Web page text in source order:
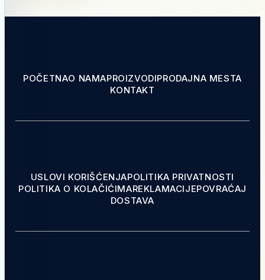
POČETNAO NAMAPROIZVODIPRODAJNA MESTA
KONTAKT
USLOVI KORIŠĆENJAPOLITIKA PRIVATNOSTI
POLITIKA O KOLAČIĆIMAREKLAMACIJEPOVRAĆAJ
DOSTAVA